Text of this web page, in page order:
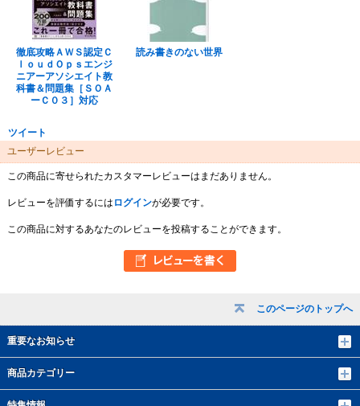
このページのトップへ
重要なお知らせ
商品カテゴリー
徹底攻略ＡＷＳ認定Ｃ
ｌｏｕｄＯｐｓエンジ
ニアーアソシエイト教
科書＆問題集［ＳＯＡ
ーＣ０３］対応
読み書きのない世界
ツイート
ユーザーレビュー
この商品に寄せられたカスタマーレビューはまだありません。
レビューを評価するには ログインが必要です。
この商品に対するあなたのレビューを投稿することができます。